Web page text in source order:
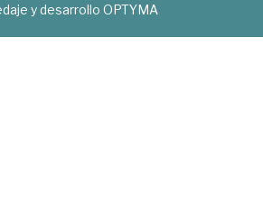
y desarrollo OPTYMA